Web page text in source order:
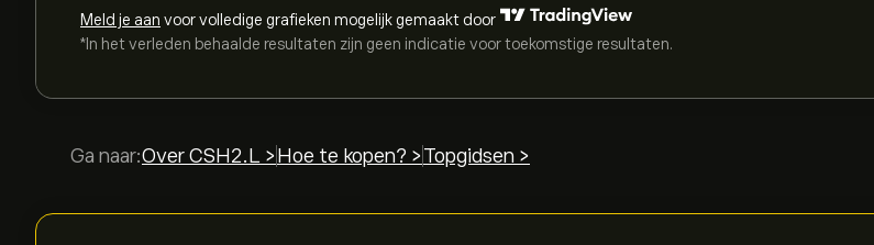
Meld je aan voor volledige grafieken mogelijk gemaakt door
*In het verleden behaalde resultaten zijn geen indicatie voor toekomstige resultaten.
Ga naar:Over CSH2.L > Hoe te kopen? > Topgidsen >